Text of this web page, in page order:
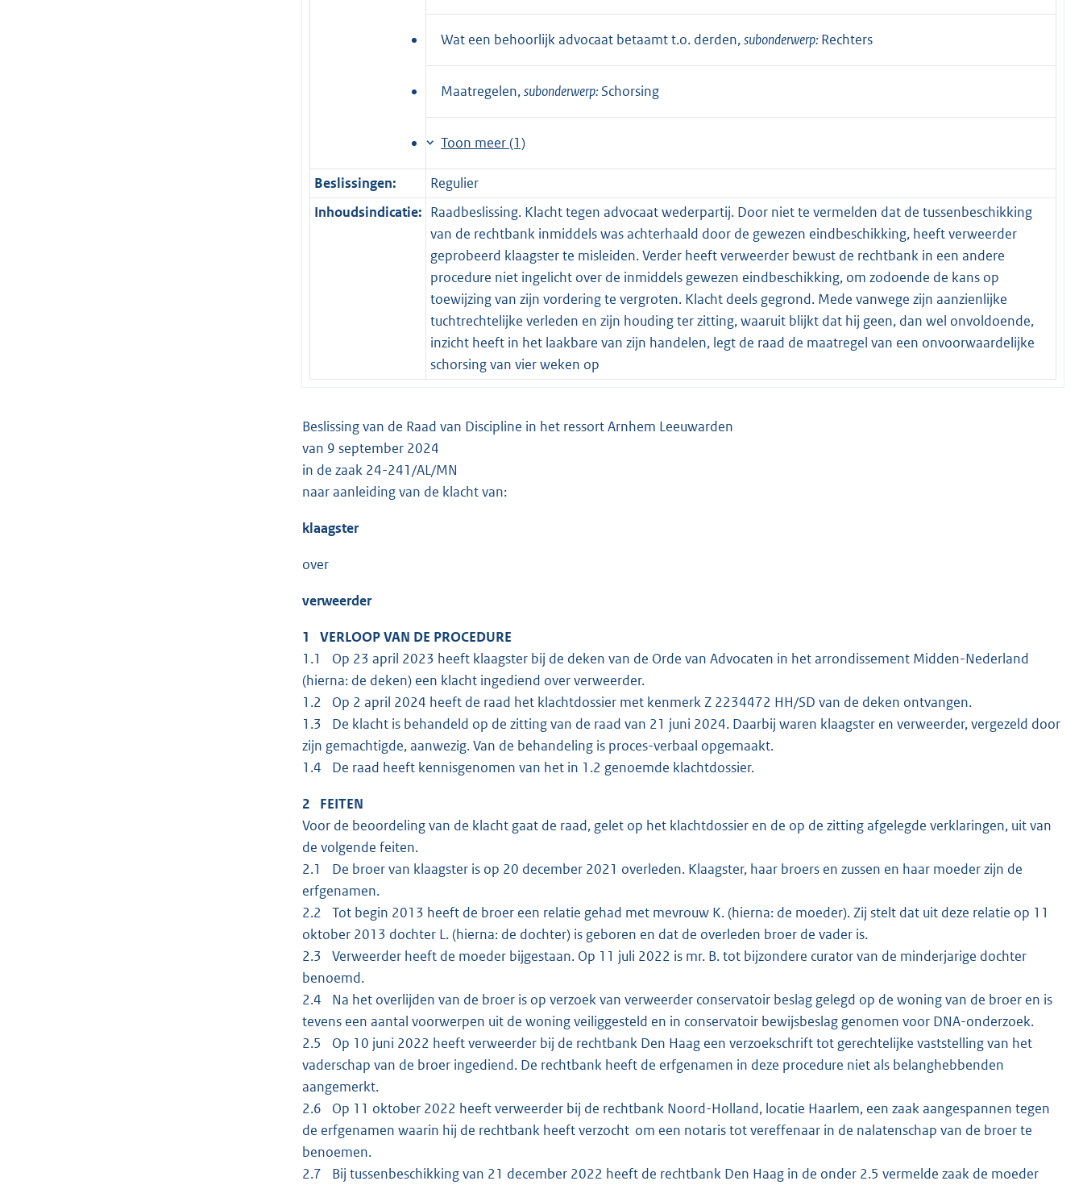
Wat een behoorlijk advocaat betaamt t.o. derden,subonderwerp: Rechters
Maatregelen,subonderwerp: Schorsing
Toon meer (1)
Beslissingen:
Regulier
Inhoudsindicatie: Raadbeslissing. Klacht tegen advocaat wederpartij. Door niet te vermelden dat de tussenbeschikking
van de rechtbank inmiddels was achterhaald door de gewezen eindbeschikking, heeft verweerder
geprobeerd klaagster te misleiden. Verder heeft verweerder bewust de rechtbank in een andere
procedure niet ingelicht over de inmiddels gewezen eindbeschikking, om zodoende de kans op
toewijzing van zijn vordering te vergroten. Klacht deels gegrond. Mede vanwege zijn aanzienlijke
tuchtrechtelijke verleden en zijn houding ter zitting, waaruit blijkt dat hij geen, dan wel onvoldoende,
inzicht heeft in het laakbare van zijn handelen, legt de raad de maatregel van een onvoorwaardelijke
schorsing van vier weken op
Beslissing van de Raad van Discipline in het ressort Arnhem Leeuwarden
van 9 september 2024
in de zaak 24-241/AL/MN
naar aanleiding van de klacht van:
klaagster
over
verweerder
1 VERLOOP VAN DE PROCEDURE
1.1 Op 23 april 2023 heeft klaagster bij de deken van de Orde van Advocaten in het arrondissement Midden-Nederland
(hierna: de deken) een klacht ingediend over verweerder.
1.2 Op 2 april 2024 heeft de raad het klachtdossier met kenmerk Z 2234472 HH/SD van de deken ontvangen.
1.3 De klacht is behandeld op de zitting van de raad van 21 juni 2024. Daarbij waren klaagster en verweerder, vergezeld door
zijn gemachtigde, aanwezig. Van de behandeling is proces-verbaal opgemaakt.
1.4 De raad heeft kennisgenomen van het in 1.2 genoemde klachtdossier.
2 FEITEN
Voor de beoordeling van de klacht gaat de raad, gelet op het klachtdossier en de op de zitting afgelegde verklaringen, uit van
de volgende feiten.
2.1 De broer van klaagster is op 20 december 2021 overleden. Klaagster, haar broers en zussen en haar moeder zijn de
erfgenamen.
2.2 Tot begin 2013 heeft de broer een relatie gehad met mevrouw K. (hierna: de moeder). Zij stelt dat uit deze relatie op 11
oktober 2013 dochter L. (hierna: de dochter) is geboren en dat de overleden broer de vader is.
2.3 Verweerder heeft de moeder bijgestaan. Op 11 juli 2022 is mr. B. tot bijzondere curator van de minderjarige dochter
benoemd.
2.4 Na het overlijden van de broer is op verzoek van verweerder conservatoir beslag gelegd op de woning van de broer en is
tevens een aantal voorwerpen uit de woning veiliggesteld en in conservatoir bewijsbeslag genomen voor DNA-onderzoek.
2.5 Op 10 juni 2022 heeft verweerder bij de rechtbank Den Haag een verzoekschrift tot gerechtelijke vaststelling van het
vaderschap van de broer ingediend. De rechtbank heeft de erfgenamen in deze procedure niet als belanghebbenden
aangemerkt.
2.6 Op 11 oktober 2022 heeft verweerder bij de rechtbank Noord-Holland, locatie Haarlem, een zaak aangespannen tegen
de erfgenamen waarin hij de rechtbank heeft verzocht om een notaris tot vereffenaar in de nalatenschap van de broer te
benoemen.
2.7 Bij tussenbeschikking van 21 december 2022 heeft de rechtbank Den Haag in de onder 2.5 vermelde zaak de moeder